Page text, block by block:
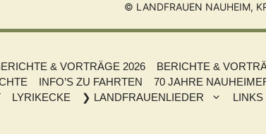
© LANDFRAUEN NAUHEIM,
& VORTRÄGE 2026 BERICHTE &
INFO’S ZU FAHRTEN 70 JAHRE
LYRIKECKE ❯ LANDFRAUENLIEDER